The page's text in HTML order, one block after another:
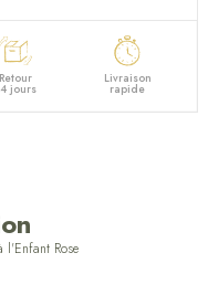
Retour
jours
Livraison
rapide
Rose